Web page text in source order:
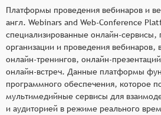
Платформы проведения вебинаров и
англ. Webinars and Web-Conference
специализированные онлайн-сервисы,
организации и проведения
онлайн-тренингов, онлайн-
онлайн-встреч. Данные платформы
программного обеспечения, которое
мультимедийные сервисы для
и аудиторией в режиме реального